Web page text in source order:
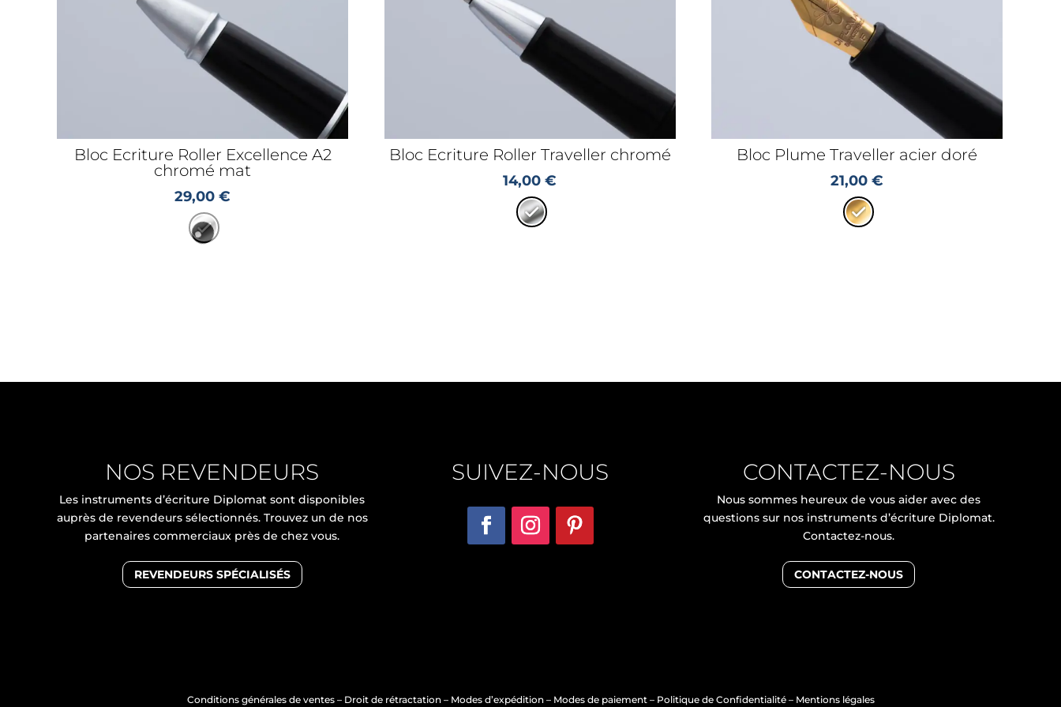
Bloc Ecriture Roller Excellence A2
chromé mat
29,00 €
Bloc Ecriture Roller Traveller chromé
14,00€
Bloc Plume Traveller acier doré
21,00€
NOS REVENDEURS
Les instruments d’écriture Diplomat sont disponibles
auprès de revendeurs sélectionnés. Trouvez un de nos
partenaires commerciaux près de chez vous.
REVENDEURS SPÉCIALISÉS
SUIVEZ-NOUS CONTACTEZ-NOUS
Nous sommes heureux de vous aider avec des
questions sur nos instruments d’écriture Diplomat.
Contactez-nous.
CONTACTEZ-NOUS
Conditions générales de ventes– Droit de rétractation– Modes d’expédition– Modes de paiement– Politique de Confidentialité– Mentions légales